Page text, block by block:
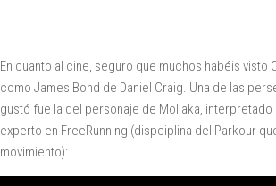
En cuanto al cine, seguro que muchos habéis visto
como James Bond de Daniel Craig. Una de las
gustó fue la del personaje de Mollaka,
experto en FreeRunning (dispciplina del Parkour
movimiento):